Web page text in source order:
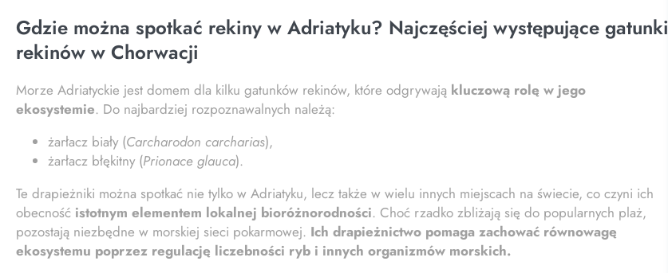
Gdzie można spotkać rekiny w Adriatyku? Najczęściej występujące gatunki
rekinów w Chorwacji
Morze Adriatyckie jest domem dla kilku gatunków rekinów, które odgrywają kluczową rolę w jego
ekosystemie. Do najbardziej rozpoznawalnych należą:
żarłacz biały (Carcharodon carcharias),
żarłacz błękitny (Prionace glauca).
Te drapieżniki można spotkać nie tylko w Adriatyku, lecz także w wielu innych miejscach na świecie, co czyni ich
obecność istotnym elementem lokalnej bioróżnorodności. Choć rzadko zbliżają się do popularnych plaż,
pozostają niezbędne w morskiej sieci pokarmowej. Ich drapieżnictwo pomaga zachować równowagę
ekosystemu poprzez regulację liczebności ryb i innych organizmów morskich.